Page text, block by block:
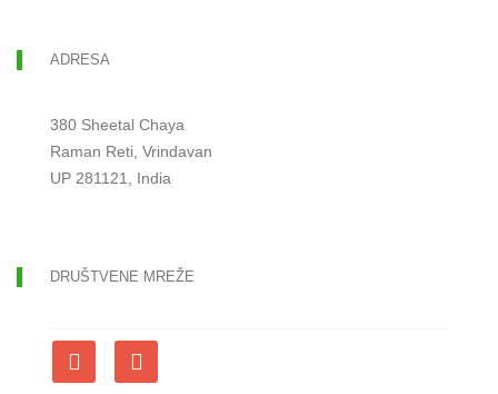
ADRESA
380 Sheetal Chaya
Raman Reti, Vrindavan
UP 281121, India
DRUŠTVENE MREŽE